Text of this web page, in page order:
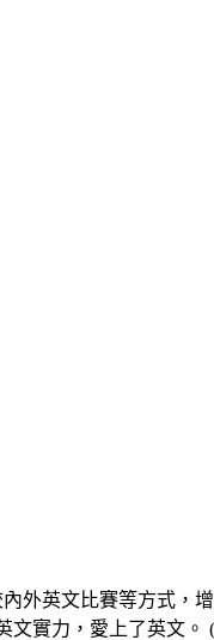
外英文比賽等方式，
文實力，愛上了英文。